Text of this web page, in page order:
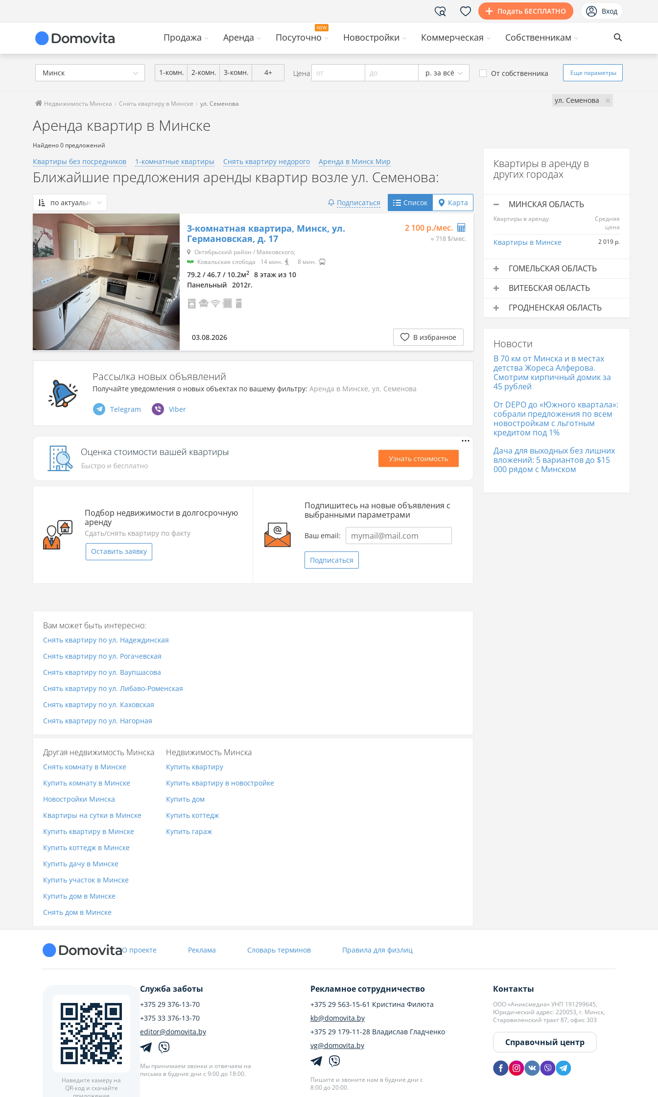
Подать БЕСПЛАТНО Вход
Продажа Аренда Посуточно Новостройки Коммерческая Собственникам
Минск 1-комн. 2-комн. 3-комн. 4+ Цена от до р. за всё От собственника Еще параметры
Недвижимость Минска Снять квартиру в Минске ул. Семенова ул. Семенова
Аренда квартир в Минске
Найдено 0 предложений
Квартиры без посредников 1-комнатные квартиры Снять квартиру недорого Аренда в Минск Мир
Ближайшие предложения аренды квартир возле ул. Семенова:
по актуальности
По актуальности
Сначала дешевые
Сначала дорогие
По комнатности: большая →
малая
По комнатности: малая →
большая
По площади: малая → большая
Подписаться Список Карта
3-комнатная квартира, Минск, ул.
Германовская, д. 17
Октябрьский район / Маяковского;
Ковальская слобода
14 мин. 8 мин.
2 100 р./мес.
≈ 718 $/мес.
79.2 / 46.7 / 10.2м2
8 этаж из 10
Панельный 2012г.
03.08.2026 В избранное
Рассылка новых объявлений
Получайте уведомления о новых объектах по вашему фильтру: Аренда в Минске, ул. Семенова
Telegram Viber
Подбор недвижимости в долгосрочную
аренду
Сдать/снять квартиру по факту
Оставить заявку
Подпишитесь на новые объявления с
выбранными параметрами
Ваш email:
Подписаться
Квартиры в аренду в
других городах
МИНСКАЯ ОБЛАСТЬ
Квартиры в аренду
Средняя
цена
Квартиры в Минске 2 019 р.
ГОМЕЛЬСКАЯ ОБЛАСТЬ
Квартиры в Гомеле
ВИТЕБСКАЯ ОБЛАСТЬ
ГРОДНЕНСКАЯ ОБЛАСТЬ
Квартиры в Гродно
Новости
В 70 км от Минска и в местах
детства Жореса Алферова.
Смотрим кирпичный домик за
45 рублей
От DEPO до «Южного квартала»:
собрали предложения по всем
новостройкам с льготным
кредитом под 1%
Дача для выходных без лишних
вложений: 5 вариантов до $15
000 рядом с Минском
Вам может быть интересно:
Снять квартиру по ул. Надеждинская
Снять квартиру по ул. Рогачевская
Снять квартиру по ул. Ваупшасова
Снять квартиру по ул. Либаво-Роменская
Снять квартиру по ул. Каховская
Снять квартиру по ул. Нагорная
Другая недвижимость Минска
Снять комнату в Минске
Купить комнату в Минске
Новостройки Минска
Квартиры на сутки в Минске
Купить квартиру в Минске
Купить коттедж в Минске
Купить дачу в Минске
Купить участок в Минске
Купить дом в Минске
Снять дом в Минске
Недвижимость Минска
Купить квартиру
Купить квартиру в новостройке
Купить дом
Купить коттедж
Купить гараж
О проекте Реклама Словарь терминов Правила для физлиц
Наведите камеру на
QR-код и скачайте
Служба заботы
+375 29 376-13-70
+375 33 376-13-70
editor@domovita.by
Мы принимаем звонки и отвечаем на
письма в будние дни с 9:00 до 18:00.
Рекламное сотрудничество
+375 29 563-15-61 Кристина Филюта
kb@domovita.by
+375 29 179-11-28 Владислав Гладченко
vg@domovita.by
Пишите и звоните нам в будние дни с
8:00 до 20:00.
Контакты
ООО «Аниксмедиа» УНП 191299645,
Юридический адрес: 220053, г. Минск,
Старовиленский тракт 87, офис 303
Справочный центр